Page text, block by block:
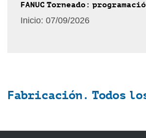
FANUC Torneado:
Inicio: 07/09/2026
Fabricación. Todos